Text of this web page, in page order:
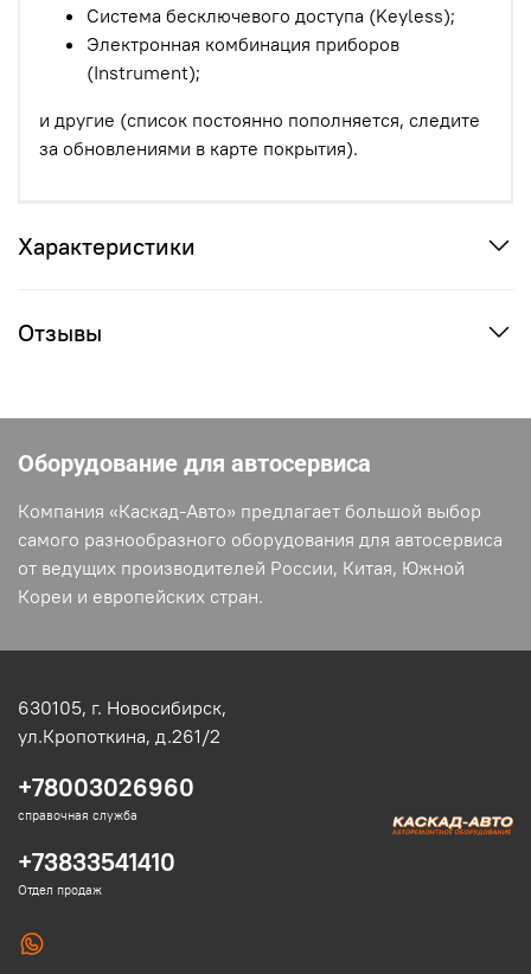
Система бесключевого доступа (Keyless);
Электронная комбинация приборов
(Instrument);
и другие (список постоянно пополняется, следите
за обновлениями в карте покрытия).
Характеристики
Отзывы
Оборудование для автосервиса
Компания «Каскад-Авто» предлагает большой выбор
самого разнообразного оборудования для автосервиса
от ведущих производителей России, Китая, Южной
Кореи и европейских стран.
630105, г. Новосибирск,
ул.Кропоткина, д.261/2
+78003026960
справочная служба
+73833541410
Отдел продаж